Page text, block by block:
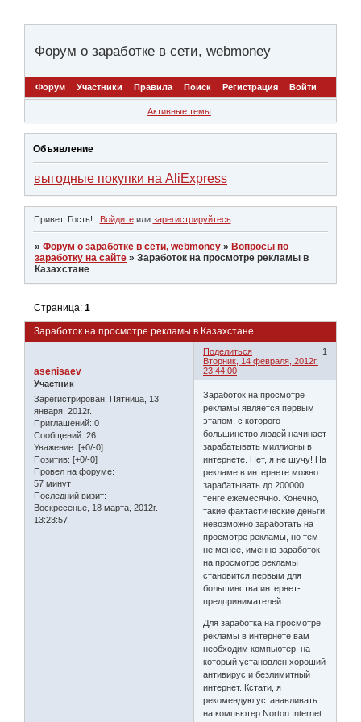
Форум о заработке в сети, webmoney
Форум Участники Правила Поиск Регистрация Войти
Активные темы
Объявление
выгодные покупки на AliExpress
Привет, Гость! Войдитеили зарегистрируйтесь.
»Форум о заработке в сети, webmoney » Вопросы по
заработку на сайте »Заработок на просмотре рекламы в
Казахстане
Заработок на просмотре рекламы в Казахстане
Страница:1
Поделиться
1
Вторник, 14 февраля, 2012г.
23:44:00
asenisaev
Участник
Зарегистрирован: Пятница, 13
января, 2012г.
Приглашений: 0
Сообщений: 26
Уважение: [+0/-0]
Позитив: [+0/-0]
Провел на форуме:
57 минут
Последний визит:
Воскресенье, 18 марта, 2012г.
13:23:57
Заработок на просмотре
рекламы является первым
этапом, с которого
большинство людей начинает
зарабатывать миллионы в
интернете. Нет, я не шучу! На
рекламе в интернете можно
зарабатывать до 200000
тенге ежемесячно. Конечно,
такие фактастические деньги
невозможно заработать на
просмотре рекламы, но тем
не менее, именно заработок
на просмотре рекламы
становится первым для
большинства интернет-
предпринимателей.
Для заработка на просмотре
рекламы в интернете вам
необходим компьютер, на
который установлен хороший
антивирус и безлимитный
интернет. Кстати, я
рекомендую устанавливать
на компьютер Norton Internet